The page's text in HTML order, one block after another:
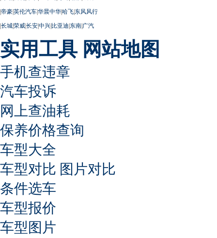
|帝豪|英伦汽车|华晨中华|哈飞|东风风行
|长城|荣威|长安|中兴|比亚迪|东南|广汽
实用工具 网站地图
手机查违章
汽车投诉
网上查油耗
保养价格查询
车型大全
车型对比 图片对比
条件选车
车型报价
车型图片